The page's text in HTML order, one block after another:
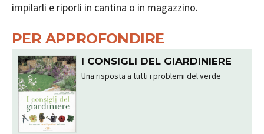
impilarli e riporli in cantina o in magazzino.
PER APPROFONDIRE
I CONSIGLI DEL GIARDINIERE
Una risposta a tutti i problemi del verde